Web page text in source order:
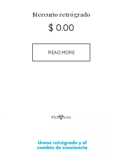
Mercurio retrógrado
$ 0.00
READ MORE